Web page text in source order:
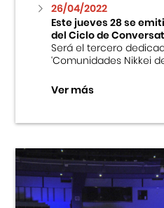
Fondo Editorial
Teatro Peruano
26/04/2022
Este jueves 28 se
del Ciclo de
Será el tercero
‘Comunidades Nikkei
Ver más